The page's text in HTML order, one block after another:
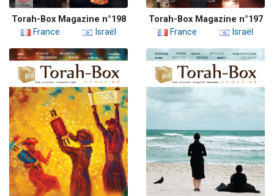
Torah-Box Magazine n°198
France
Israël
Torah-Box Magazine n°197
France
Israël